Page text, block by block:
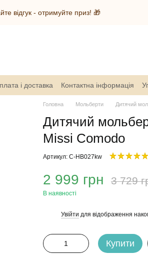
відгук - отримуйте приз! 🎁
і доставка Контактна інформація
Головна Мольберти Дитячий
Дитячий
Missi Comodo
Артикул: C-HB027kw
2 999 грн 3 729
В наявності
Увійти для відображення
Купити